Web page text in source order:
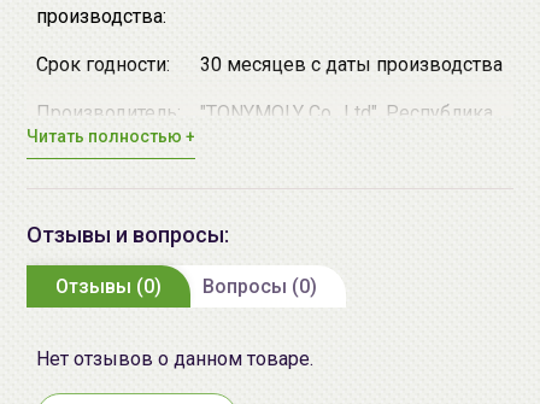
производства:
Срок годности: 30 месяцев с даты производства
Производитель:
"TONYMOLY Co., Ltd", Республика
Беларусь:
УНП 192179286, Беларусь,
220020 Минск, ул.Радужная 4/1-
136. www.allcosmetics.by, E-mail:
тел.:+375296131336
Читать полностью +
Отзывы и вопросы:
Отзывы (0) Вопросы (0)
Нет отзывов о данном товаре.